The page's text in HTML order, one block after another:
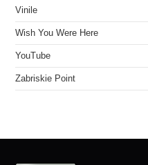
Vinile
Wish You Were Here
YouTube
Zabriskie Point